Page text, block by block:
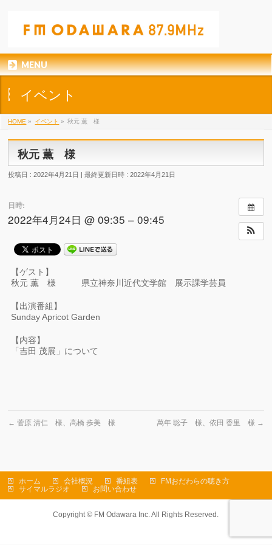
MENU
イベント
HOME » イベント » 秋元 薫 様
秋元 薫 様
投稿日 : 2022年4月21日 最終更新日時 : 2022年4月21日
日時:
2022年4月24日 @ 09:35 – 09:45
【ゲスト】
秋元 薫 様 県立神奈川近代文学館 展示課学芸員
【出演番組】
Sunday Apricot Garden
【内容】
「吉田 茂展」について
← 菅原 清仁 様、高橋 歩美 様 萬年 聡子 様、依田 香里 様 →
ホーム 会社概況 番組表
FMおだわらの聴き方
サイマルラジオ
お問い合わせ
Copyright © FM Odawara Inc. All Rights Reserved.